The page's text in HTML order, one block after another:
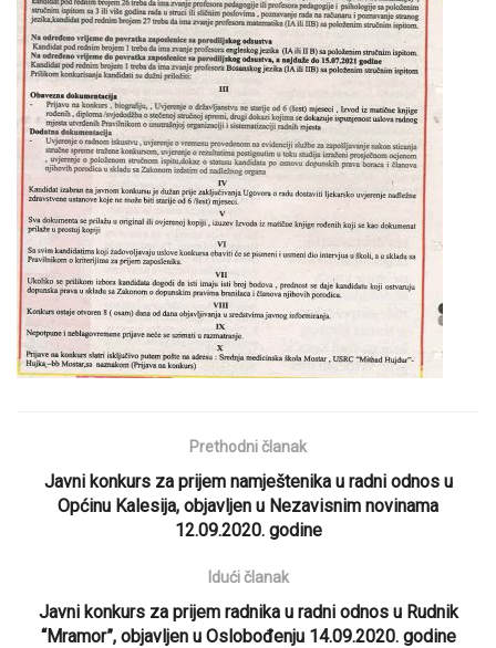
Prethodni članak
Javni konkurs za prijem namještenika u radni odnos u
Općinu Kalesija, objavljen u Nezavisnim novinama
12.09.2020. godine
Idući članak
Javni konkurs za prijem radnika u radni odnos u Rudnik
“Mramor”, objavljen u Oslobođenju 14.09.2020. godine